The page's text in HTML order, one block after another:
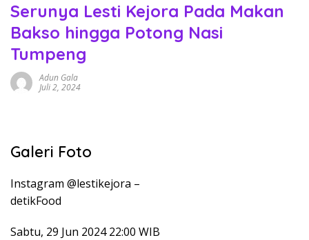
Serunya Lesti Kejora Pada Makan
Bakso hingga Potong Nasi
Tumpeng
Adun Gala
Juli 2, 2024
Galeri Foto
Instagram @lestikejora –
detikFood
Sabtu, 29 Jun 2024 22:00 WIB